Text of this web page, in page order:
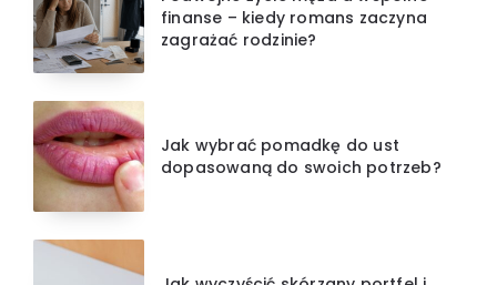
finanse – kiedy romans zaczyna
zagrażać rodzinie?
Jak wybrać pomadkę do ust
dopasowaną do swoich potrzeb?